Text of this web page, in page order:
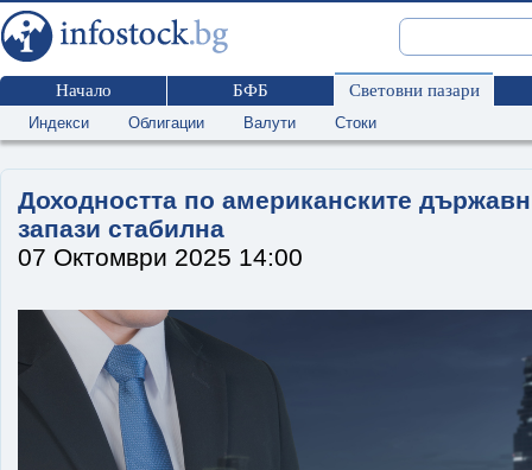
Начало БФБ Световни пазари
Индекси Облигации Валути Стоки
Доходността по американските
запази стабилна
07 Октомври 2025 14:00